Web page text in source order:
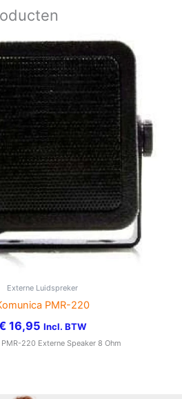
Externe Luidspreker
PMR-220
16,95 Incl. BTW
220 Externe Speaker 8 Ohm